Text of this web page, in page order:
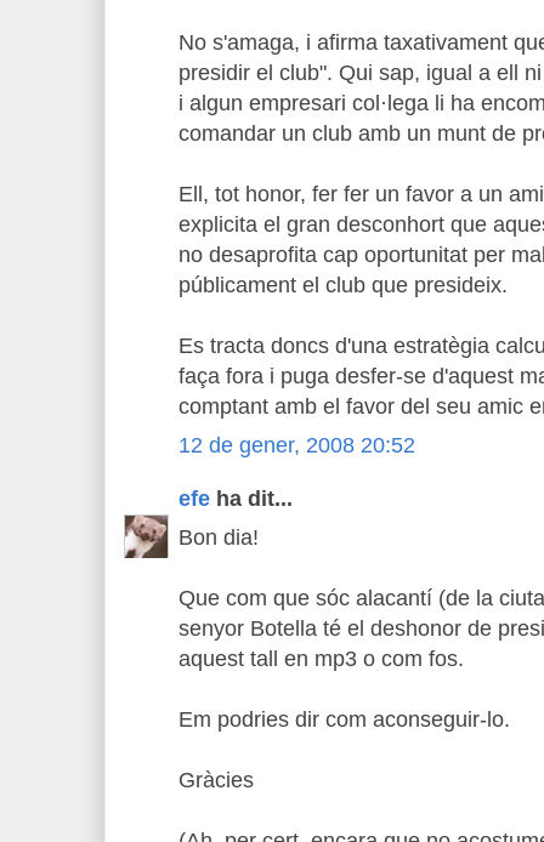
No s'amaga, i afirma taxativament
presidir el club". Qui sap, igual a ell
i algun empresari col·lega li ha
comandar un club amb un munt de
Ell, tot honor, fer fer un favor a un
explicita el gran desconhort que
no desaprofita cap oportunitat per
públicament el club que presideix.
Es tracta doncs d'una estratègia
faça fora i puga desfer-se d'aquest
comptant amb el favor del seu amic
12 de gener, 2008 20:52
efe ha dit...
Bon dia!
Que com que sóc alacantí (de la
senyor Botella té el deshonor de
aquest tall en mp3 o com fos.
Em podries dir com aconseguir-lo.
Gràcies